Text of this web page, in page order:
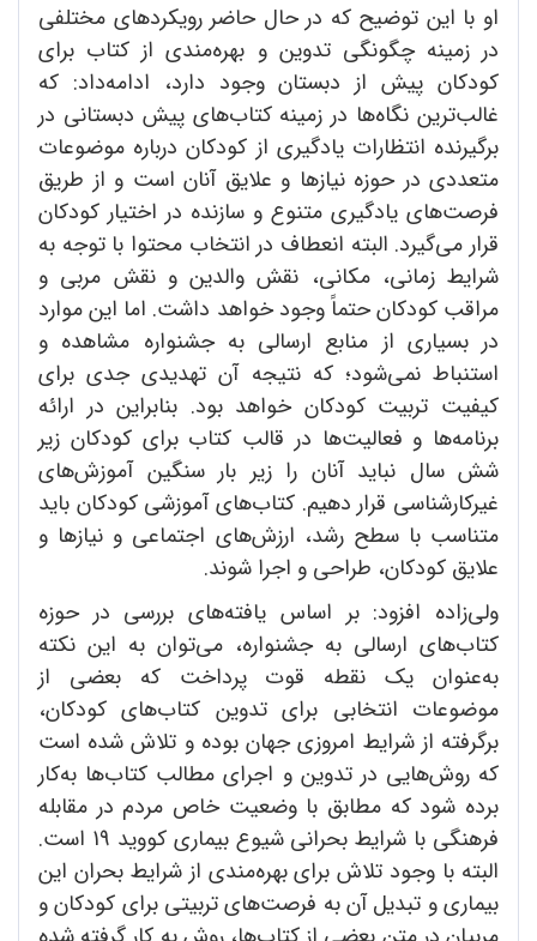
او با این توضیح که در حال حاضر رویکردهای مختلفی
در زمینه چگونگی تدوین و بهره‌مندی از کتاب برای
کودکان پیش از دبستان وجود دارد، ادامه‌داد: که
غالب‌ترین نگاه‌ها در زمینه کتاب‌های پیش دبستانی در
برگیرنده انتظارات یادگیری از کودکان درباره موضوعات
متعددی در حوزه نیازها و علایق آنان است و از طریق
فرصت‌های یادگیری متنوع و سازنده در اختیار کودکان
قرار می‌گیرد. البته انعطاف در انتخاب محتوا با توجه به
شرایط زمانی، مکانی، نقش والدین و نقش مربی و
مراقب کودکان حتماً وجود خواهد داشت. اما این موارد
در بسیاری از منابع ارسالی به جشنواره مشاهده و
استنباط نمی‌شود؛ که نتیجه آن تهدیدی جدی برای
کیفیت تربیت کودکان خواهد بود. بنابراین در ارائه
برنامه‌ها و فعالیت‌ها در قالب کتاب برای کودکان زیر
شش سال نباید آنان را زیر بار سنگین آموزش‌های
غیرکارشناسی قرار دهیم. کتاب‌های آموزشی کودکان باید
متناسب با سطح رشد، ارزش‌های اجتماعی و نیازها و
علایق کودکان، طراحی و اجرا شوند.
ولی‌زاده افزود: بر اساس یافته‌های بررسی در حوزه
کتاب‌های ارسالی به جشنواره، می‌توان به این نکته
به‌عنوان یک نقطه قوت پرداخت که بعضی از
موضوعات انتخابی برای تدوین کتاب‌های کودکان،
برگرفته از شرایط امروزی جهان بوده و تلاش شده است
که روش‌هایی در تدوین و اجرای مطالب کتاب‌ها به‌کار
برده شود که مطابق با وضعیت خاص مردم در مقابله
فرهنگی با شرایط بحرانی شیوع بیماری کووید 19 است.
البته با وجود تلاش برای بهره‌مندی از شرایط بحران این
بیماری و تبدیل آن به فرصت‌های تربیتی برای کودکان و